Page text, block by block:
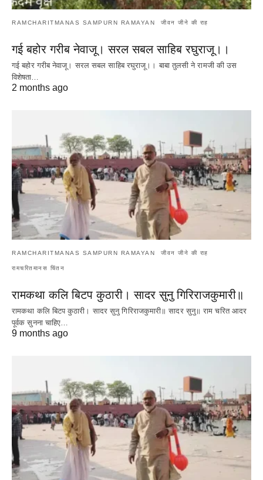
RAMCHARITMANAS SAMPURN RAMAYAN जीवन जीने की राह
गई बहोर गरीब नेवाजू। सरल सबल साहिब रघुराजू।।
गई बहोर गरीब नेवाजू। सरल सबल साहिब रघुराजू।। बाबा तुलसी ने रामजी की उस
विशेषता…
2 months ago
RAMCHARITMANAS SAMPURN RAMAYAN जीवन जीने की राह
रामचरितमानस चिंतन
रामकथा कलि बिटप कुठारी। सादर सुनु गिरिराजकुमारी॥
रामकथा कलि बिटप कुठारी। सादर सुनु गिरिराजकुमारी॥ सादर सुनु॥ राम चरित आदर
पूर्वक सुनना चाहिए…
9 months ago